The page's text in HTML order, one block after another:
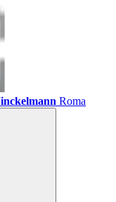
Roma